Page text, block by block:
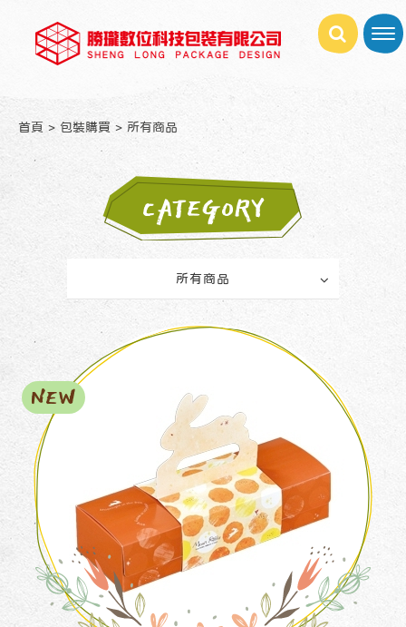
首頁 包裝購買 所有商品
CATEGORY
所有商品
NEW